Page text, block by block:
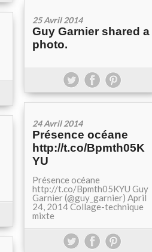
25 Avril 2014
Guy Garnier shared a
photo.
24 Avril 2014
Présence océane
http://t.co/Bpmth05K
YU
Présence océane
http://t.co/Bpmth05KYU Guy
Garnier (@guy_garnier) April
24, 2014 Collage-technique
mixte